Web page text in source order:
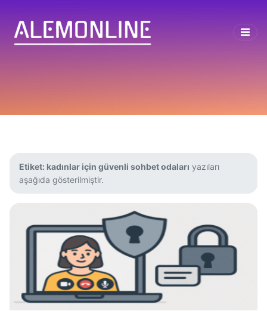
Etiket: kadınlar için güvenli sohbet odaları yazıları
aşağıda gösterilmiştir.